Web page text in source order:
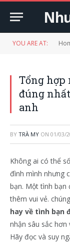
YOU ARE AT:
Tổng hợp
đúng
anh
BY TRÀ MY ON 01/03/
Không ai có thể
đình mình nhưng
bạn. Một tình bạn
thêm vui vẻ.
hay về tình bạn
nhận sâu sắc
Hãy đọc và suy